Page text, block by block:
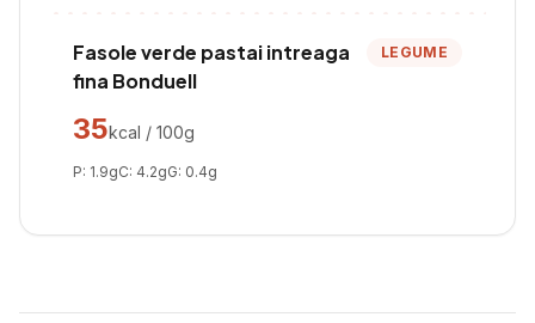
Fasole verde pastai intreaga
fina Bonduell
LEGUME
35kcal / 100g
P: 1.9gC: 4.2gG: 0.4g